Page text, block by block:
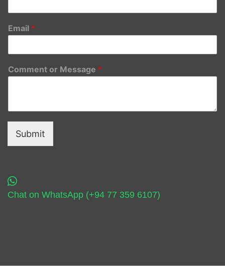
Email *
Comment or Message *
Submit
Chat on WhatsApp (+94 77 359 6107)